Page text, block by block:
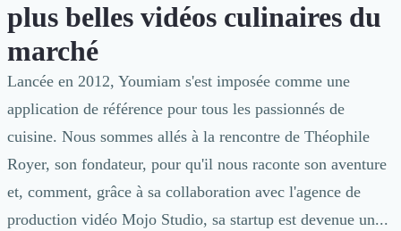
Cas client
Vidéo de témoignage
Intent data
Révéler le réseau
Vitrine & média
Voir tous nos avis clients
Découvrir
Découvrir
plus belles vidéos culinaires du
marché
Lancée en 2012, Youmiam s'est imposée comme une
application de référence pour tous les passionnés de
cuisine. Nous sommes allés à la rencontre de Théophile
Royer, son fondateur, pour qu'il nous raconte son aventure
et, comment, grâce à sa collaboration avec l'agence de
production vidéo Mojo Studio, sa startup est devenue un...